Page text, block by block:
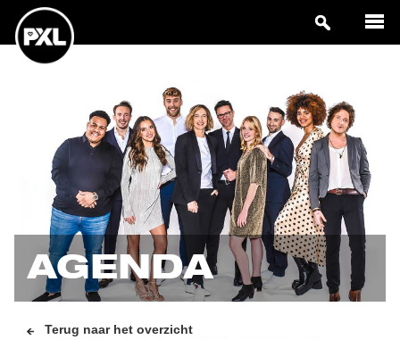
AGENDA
Terug naar het overzicht